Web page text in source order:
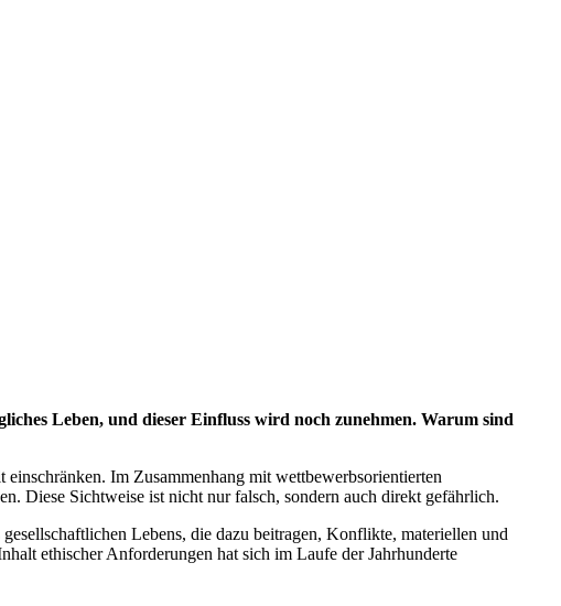
Leben, und dieser Einfluss wird noch zunehmen. Warum sind
Im Zusammenhang mit wettbewerbsorientierten
Diese Sichtweise ist nicht nur falsch, sondern auch direkt gefährlich.
Lebens, die dazu beitragen, Konflikte, materiellen und
ethischer Anforderungen hat sich im Laufe der Jahrhunderte